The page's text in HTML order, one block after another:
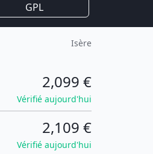
GPL
Isère
2,099 €
Vérifié aujourd'hui
2,109 €
Vérifié aujourd'hui